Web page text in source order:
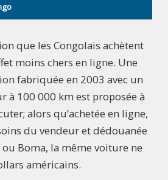
que les Congolais achètent
moins chers en ligne. Une
fabriquée en 2003 avec un
à 100 000 km est proposée à
alors qu’achetée en ligne,
du vendeur et dédouanée
Boma, la même voiture ne
américains.